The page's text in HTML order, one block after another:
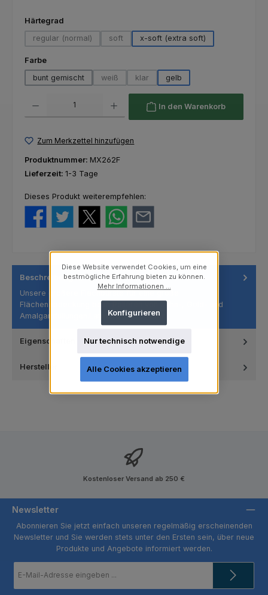
Härtegrad
regular (normal)
(Diese Option ist zurzeit nicht verfügbar.)
soft
(Diese Option ist zurzeit nicht verfügbar.)
x-soft (extra soft)
Farbeauswählen
bunt gemischt
weiß
(Diese Option ist zurzeit nicht verfügbar.)
klar
(Diese Option ist zurzeit nicht
gelb
In den Warenkorb
Zum Merkzettel hinzufügen
Produktnummer: MX262F
Lieferzeit: 1-3 Tage
Dieses Produkt weiterempfehlen:
Beschreibung
Unsere größere Flachbürste für eine große
Flächenabdeckung beim Polieren von Zahn-, Gold- und
Amalgamfüllungen.Latexfrei Nyl…Mehr
Eigenschaften
Hersteller
Kostenloser Versand ab 250 €
Newsletter
Abonnieren Sie jetzt einfach unseren regelmäßig erscheinenden
Newsletter und Sie werden stets unter den Ersten sein, über neue
Produkte und Angebote informiert werden.
Mail-
Diese Website verwendet Cookies, um eine
bestmögliche Erfahrung bieten zu können.
Mehr Informationen ...
Nur technisch notwendige
Konfigurieren
Alle Cookies akzeptieren